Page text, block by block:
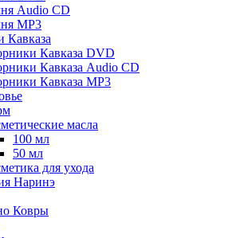
Audio CD
MP3
Кавказа
Кавказа DVD
Кавказа Audio CD
Кавказа MP3
масла
100 мл
50 мл
для ухода
Наринэ
Ковры